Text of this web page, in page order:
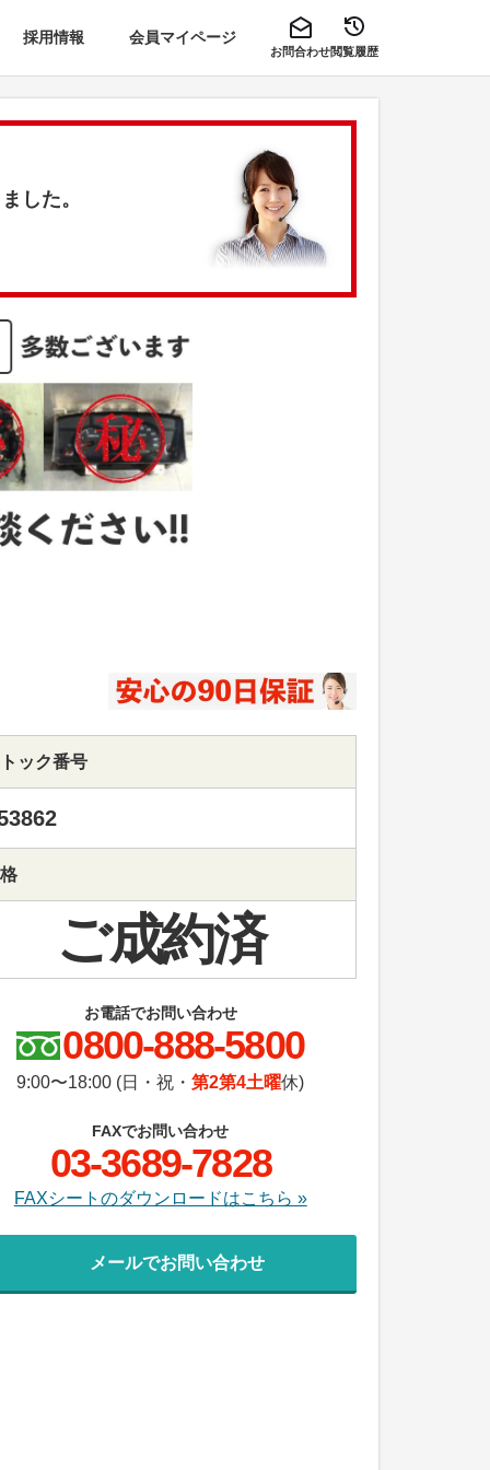
採用情報 会員マイページ
お問合わせ閲覧履歴
した。
ック番号
ご成約済
お電話でお問い合わせ
0800-888-5800
9:00〜18:00 (日・祝・第2第4土曜休)
FAXでお問い合わせ
03-3689-7828
FAXシートのダウンロードはこちら »
メールでお問い合わせ